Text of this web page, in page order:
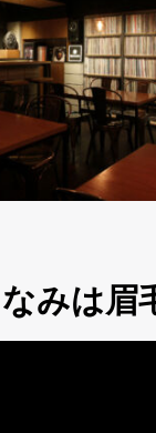
みは眉